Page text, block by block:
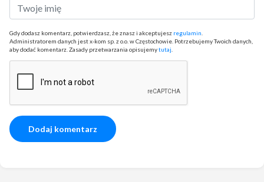
Gdy dodasz komentarz, potwierdzasz, że znasz i akceptujesz regulamin
Administratorem danych jest x-kom sp. z o.o. w Częstochowie. Potrzebujemy Twoich danych,
aby dodać komentarz. Zasady przetwarzania opisujemytutaj